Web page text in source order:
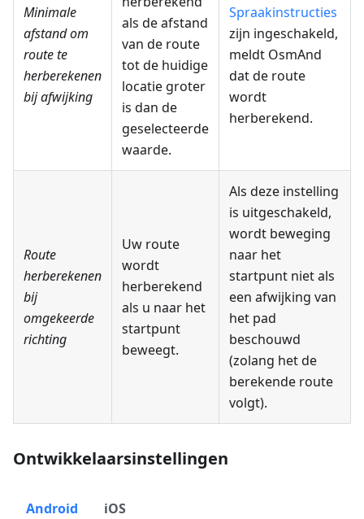
Minimale
afstand om
route te
herberekenen
bij afwijking
als de afstand
van de route
tot de huidige
locatie groter
is dan de
geselecteerde
waarde.
Spraakinstructies
zijn ingeschakeld,
meldt OsmAnd
dat de route
wordt
herberekend.
Route
herberekenen
bij
omgekeerde
richting
Uw route
wordt
herberekend
als u naar het
startpunt
beweegt.
Als deze instelling
is uitgeschakeld,
wordt beweging
naar het
startpunt niet als
een afwijking van
het pad
beschouwd
(zolang het de
berekende route
volgt).
Ontwikkelaarsinstellingen
Android iOS